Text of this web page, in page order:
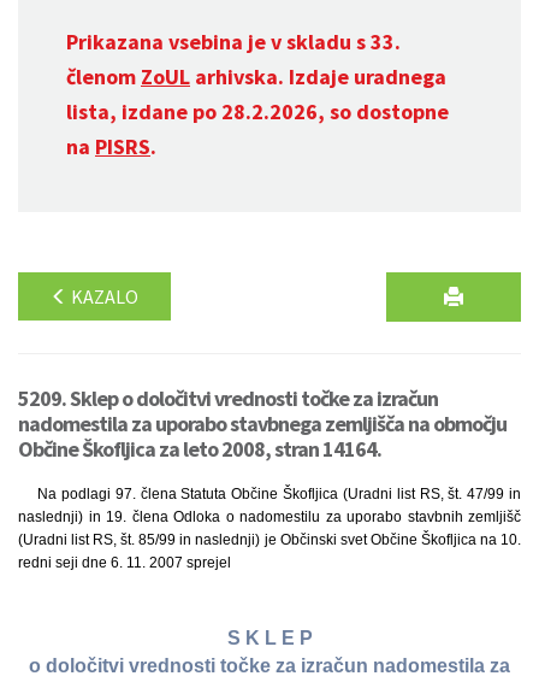
Prikazana vsebina je v skladu s 33.
členom ZoUL arhivska. Izdaje uradnega
lista, izdane po 28.2.2026, so dostopne
na PISRS.
KAZALO
5209. Sklep o določitvi vrednosti točke za izračun
nadomestila za uporabo stavbnega zemljišča na območju
Občine Škofljica za leto 2008, stran 14164.
Na podlagi 97. člena Statuta Občine Škofljica (Uradni list RS, št. 47/99 in
naslednji) in 19. člena Odloka o nadomestilu za uporabo stavbnih zemljišč
(Uradni list RS, št. 85/99 in naslednji) je Občinski svet Občine Škofljica na 10.
redni seji dne 6. 11. 2007 sprejel
S K L E P
o določitvi vrednosti točke za izračun nadomestila za